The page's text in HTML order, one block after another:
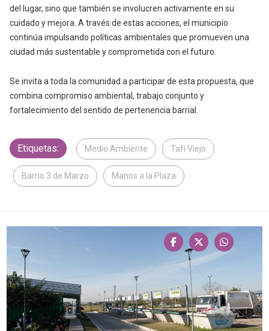
del lugar, sino que también se involucren activamente en su
cuidado y mejora. A través de estas acciones, el municipio
continúa impulsando políticas ambientales que promueven una
ciudad más sustentable y comprometida con el futuro.
Se invita a toda la comunidad a participar de esta propuesta, que
combina compromiso ambiental, trabajo conjunto y
fortalecimiento del sentido de pertenencia barrial.
Etiquetas: Medio Ambiente Tafí Viejo
Barrio 3 de Marzo Manos a la Plaza